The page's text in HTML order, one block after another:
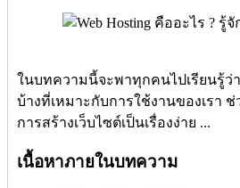
ในบทความนี้จะพาทุกคนไปเรียนรู้ว่
บ้างที่เหมาะกับการใช้งานของเรา
การสร้างเว็บไซต์เป็นเรื่องง่าย ...
เนื้อหาภายในบทความ